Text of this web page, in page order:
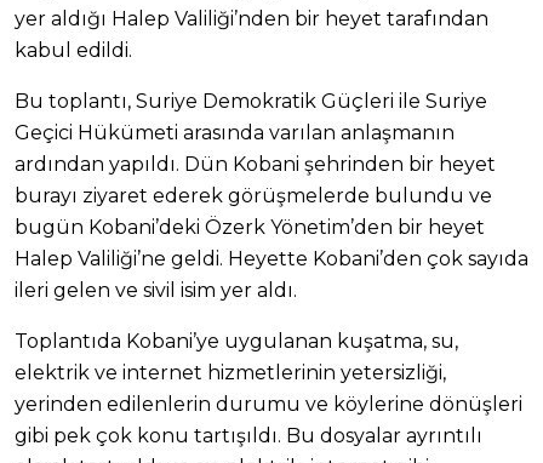
yer aldığı Halep Valiliği’nden bir heyet tarafından
kabul edildi.
Bu toplantı, Suriye Demokratik Güçleri ile Suriye
Geçici Hükümeti arasında varılan anlaşmanın
ardından yapıldı. Dün Kobani şehrinden bir heyet
burayı ziyaret ederek görüşmelerde bulundu ve
bugün Kobani’deki Özerk Yönetim’den bir heyet
Halep Valiliği’ne geldi. Heyette Kobani’den çok sayıda
ileri gelen ve sivil isim yer aldı.
Toplantıda Kobani’ye uygulanan kuşatma, su,
elektrik ve internet hizmetlerinin yetersizliği,
yerinden edilenlerin durumu ve köylerine dönüşleri
gibi pek çok konu tartışıldı. Bu dosyalar ayrıntılı